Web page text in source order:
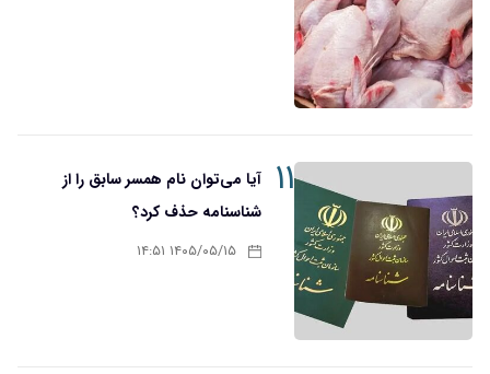
۱۱
آیا می‌توان نام همسر سابق را از
شناسنامه حذف کرد؟
۱۴۰۵/۰۵/۱۵ ۱۴:۵۱